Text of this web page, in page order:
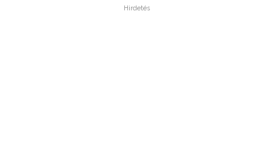
Hirdetés